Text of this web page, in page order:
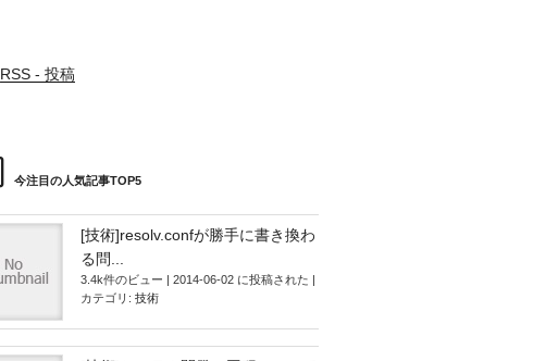
RSS - 投稿
今注目の人気記事TOP5
[技術]resolv.confが勝手に書き換わ
る問...
3.4k件のビュー | 2014-06-02 に投稿された |
カテゴリ: 技術